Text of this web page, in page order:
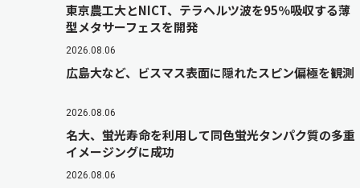
東京農工大とNICT、テラヘルツ波を95％吸収する薄
型メタサーフェスを開発
2026.08.06
広島大など、ビスマス表面に隠れたスピン偏極を観測
2026.08.06
名大、蛍光寿命を利用して同色蛍光タンパク質の多重
イメージングに成功
2026.08.06